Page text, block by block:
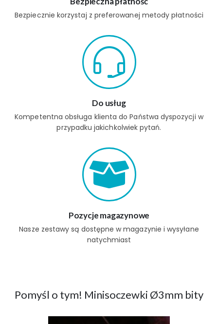
Bezpiecznie korzystaj z preferowanej metody płatności
Do usług
Kompetentna obsługa klienta do Państwa dyspozycji w
przypadku jakichkolwiek pytań.
Pozycje magazynowe
Nasze zestawy są dostępne w magazynie i wysyłane
natychmiast
Pomyśl o tym! Minisoczewki Ø3mm bity